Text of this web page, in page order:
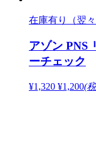
在庫有り（翌
アゾン PNS
ーチェック
¥1,320 ¥1,200(